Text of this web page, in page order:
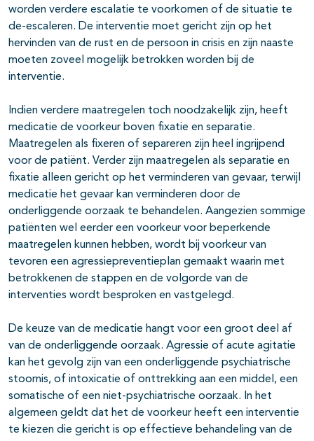
worden verdere escalatie te voorkomen of de situatie te
de-escaleren. De interventie moet gericht zijn op het
hervinden van de rust en de persoon in crisis en zijn naaste
moeten zoveel mogelijk betrokken worden bij de
interventie.
Indien verdere maatregelen toch noodzakelijk zijn, heeft
medicatie de voorkeur boven fixatie en separatie.
Maatregelen als fixeren of separeren zijn heel ingrijpend
voor de patiënt. Verder zijn maatregelen als separatie en
fixatie alleen gericht op het verminderen van gevaar, terwijl
medicatie het gevaar kan verminderen door de
onderliggende oorzaak te behandelen. Aangezien sommige
patiënten wel eerder een voorkeur voor beperkende
maatregelen kunnen hebben, wordt bij voorkeur van
tevoren een agressiepreventieplan gemaakt waarin met
betrokkenen de stappen en de volgorde van de
interventies wordt besproken en vastgelegd.
De keuze van de medicatie hangt voor een groot deel af
van de onderliggende oorzaak. Agressie of acute agitatie
kan het gevolg zijn van een onderliggende psychiatrische
stoornis, of intoxicatie of onttrekking aan een middel, een
somatische of een niet-psychiatrische oorzaak. In het
algemeen geldt dat het de voorkeur heeft een interventie
te kiezen die gericht is op effectieve behandeling van de